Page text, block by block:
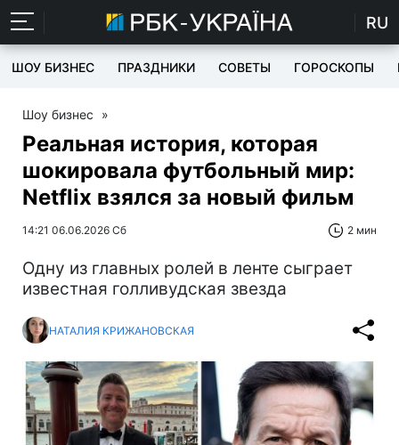
RU
ШОУ БИЗНЕС ПРАЗДНИКИ СОВЕТЫ ГОРОСКОПЫ
Шоу бизнес »
Реальная история, которая
шокировала футбольный мир:
Netflix взялся за новый фильм
14:21 06.06.2026 Сб 2 мин
Одну из главных ролей в ленте сыграет
известная голливудская звезда
НАТАЛИЯ КРИЖАНОВСКАЯ